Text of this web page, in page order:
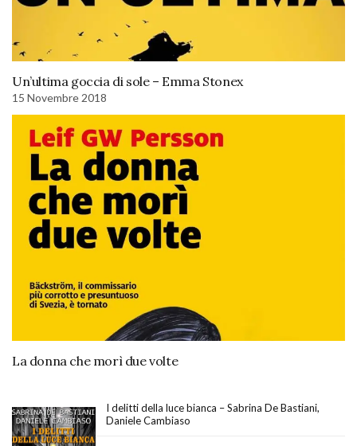
Un’ultima goccia di sole – Emma Stonex
15 Novembre 2018
La donna che morì due volte
I delitti della luce bianca – Sabrina De Bastiani,
Daniele Cambiaso